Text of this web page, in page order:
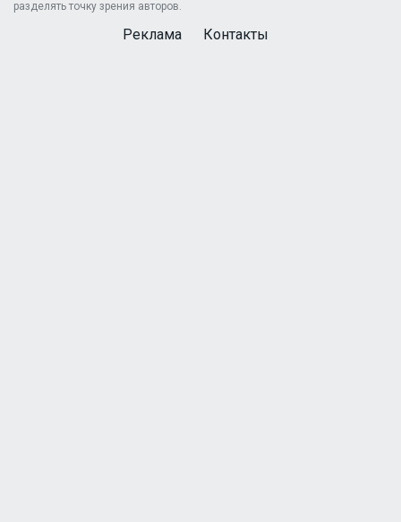
разделять точку зрения авторов.
Реклама Контакты